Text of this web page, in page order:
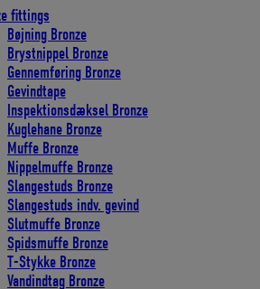
fittings
Bøjning Bronze
Brystnippel Bronze
Gennemføring Bronze
Gevindtape
Inspektionsdæksel Bronze
Kuglehane Bronze
Muffe Bronze
Nippelmuffe Bronze
Slangestuds Bronze
Slangestuds indv. gevind
Slutmuffe Bronze
Spidsmuffe Bronze
T-Stykke Bronze
Vandindtag Bronze